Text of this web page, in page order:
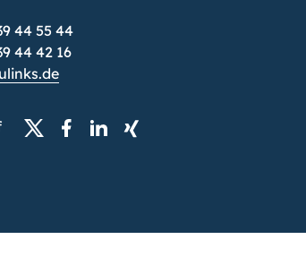
44 55 44
44 42 16